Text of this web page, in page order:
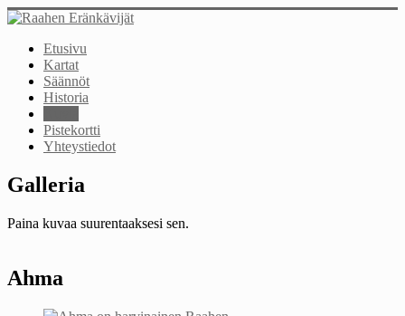
Etusivu
Kartat
Säännöt
Historia
Pistekortti
Yhteystiedot
Galleria
Paina kuvaa suurentaaksesi sen.
Ahma